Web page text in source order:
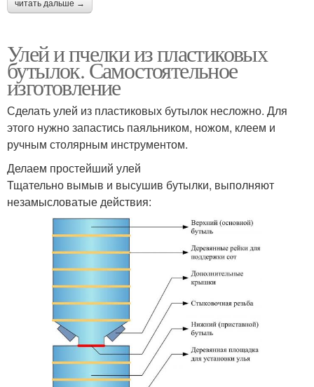
читать дальше →
Улей и пчелки из пластиковых
бутылок. Самостоятельное
изготовление
Сделать улей из пластиковых бутылок несложно. Для
этого нужно запастись паяльником, ножом, клеем и
ручным столярным инструментом.
Делаем простейший улей
Тщательно вымыв и высушив бутылки, выполняют
незамысловатые действия: